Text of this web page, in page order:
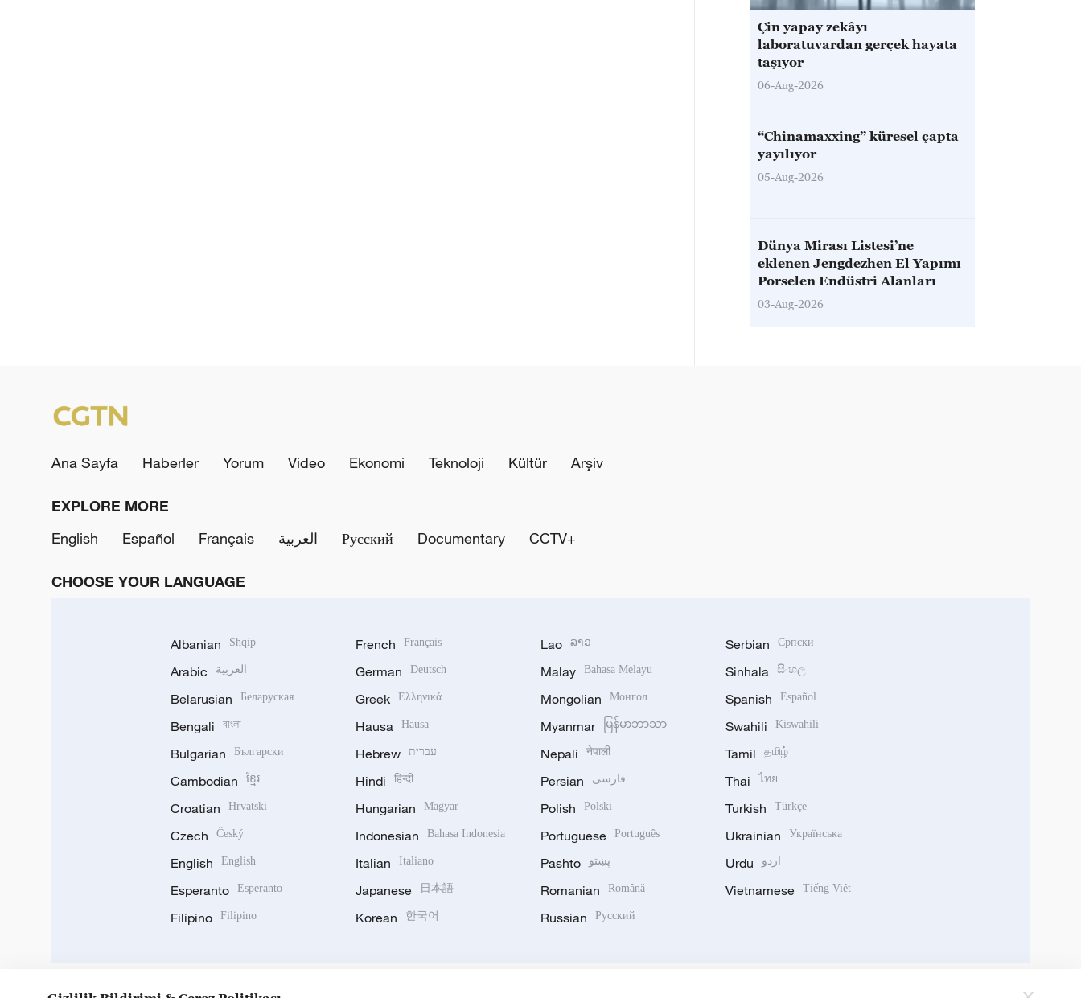
Çin yapay zekâyı
laboratuvardan gerçek hayata
taşıyor
06-Aug-2026
“Chinamaxxing” küresel çapta
yayılıyor
05-Aug-2026
Dünya Mirası Listesi’ne
eklenen Jengdezhen El Yapımı
Porselen Endüstri Alanları
03-Aug-2026
Ana Sayfa Haberler Yorum Video Ekonomi Teknoloji Kültür Arşiv
EXPLORE MORE
English
Español Français العربية Русский Documentary CCTV+
CHOOSE YOUR LANGUAGE
Albanian Shqip
Arabic العربية
Belarusian Беларуская
Bengali বাংলা
Bulgarian Български
Cambodian ខ្មែរ
Croatian Hrvatski
Czech Český
English English
Esperanto Esperanto
Filipino Filipino
French Français
German Deutsch
Greek Ελληνικά
Hausa Hausa
Hebrew עברית
Hindi हिन्दी
Hungarian Magyar
Indonesian Bahasa Indonesia
Italian Italiano
Japanese 日本語
Korean 한국어
Lao ລາວ
Malay Bahasa Melayu
Mongolian Монгол
Myanmar မြန်မာဘာသာ
Nepali नेपाली
Persian فارسی
Polish Polski
Portuguese Português
Pashto پښتو
Romanian Română
Russian Русский
Serbian Српски
Sinhala සිංහල
Spanish Español
Swahili Kiswahili
Tamil தமிழ்
Thai ไทย
Turkish Türkçe
Ukrainian Українська
Urdu اردو
Vietnamese Tiếng Việt